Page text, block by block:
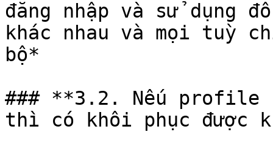
đăng nhập và sử
khác nhau và mọi tuỳ
bộ*
### **3.2. Nếu profile
thì có khôi phục được